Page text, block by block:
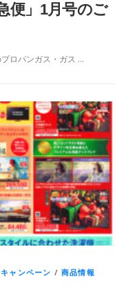
便」1月号のご
ロパンガス・ガス …
キャンペーン /商品情報